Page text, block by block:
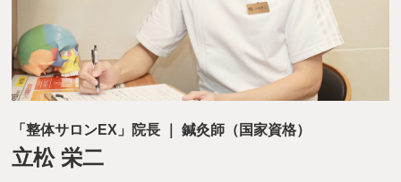
「整体サロンEX」院長 ｜ 鍼灸師（国家資格）
立松 栄二